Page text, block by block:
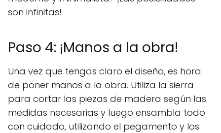
son infinitas!
Paso 4: ¡Manos a la obra!
Una vez que tengas claro el diseño, es hora
de poner manos a la obra. Utiliza la sierra
para cortar las piezas de madera según las
medidas necesarias y luego ensambla todo
con cuidado, utilizando el pegamento y los